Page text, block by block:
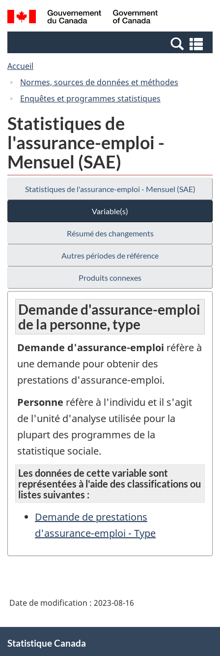
Passer
au
Passer
à
Canada
Recherche
et
et
Accueil
Normes, sources de données et méthodes
Enquêtes et programmes statistiques
Statistiques de
l'assurance-emploi -
Mensuel (SAE)
Statistiques de l'assurance-emploi - Mensuel (SAE)
Variable(s)
Résumé des changements
Autres périodes de référence
Produits connexes
Demande d'assurance-emploi
de la personne, type
Demande d'assurance-emploi réfère à
une demande pour obtenir des
prestations d'assurance-emploi.
Personne réfère à l'individu et il s'agit
de l'unité d'analyse utilisée pour la
plupart des programmes de la
statistique sociale.
Les données de cette variable sont
représentées à l'aide des classifications ou
listes suivantes :
Demande de prestations
d'assurance-emploi - Type
Date de modification : 2023-08-16
propos
Statistique Canada